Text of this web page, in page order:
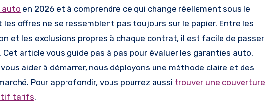
auto en 2026 et à comprendre ce qui change réellement sous le
offres ne se ressemblent pas toujours sur le papier. Entre les
et les exclusions propres à chaque contrat, il est facile de passer
article vous guide pas à pas pour évaluer les garanties auto,
aider à démarrer, nous déployons une méthode claire et des
Pour approfondir, vous pourrez aussi trouver une couverture
tarifs.